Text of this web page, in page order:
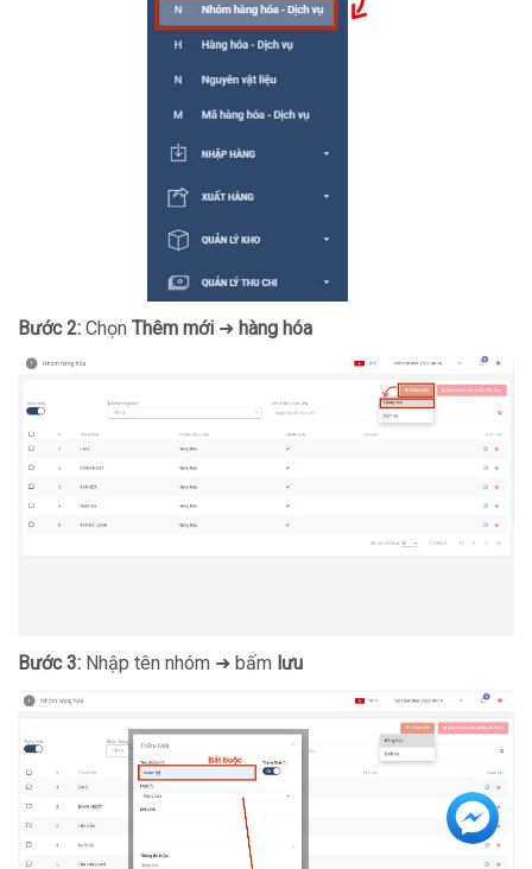
Bước 2: Chọn Thêm mới ➜ hàng hóa
Bước 3: Nhập tên nhóm ➜ bấm lưu